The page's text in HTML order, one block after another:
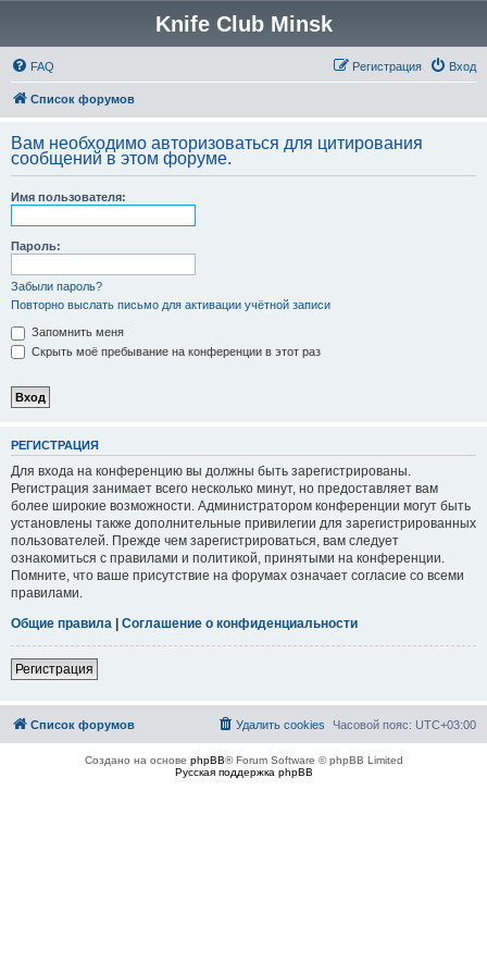
Knife Club Minsk
FAQ Вход
Регистрация
Список форумов
Вам необходимо авторизоваться для цитирования
сообщений в этом форуме.
Имя пользователя:
Пароль:
Забыли пароль?
Повторно выслать письмо для активации учётной записи
Запомнить меня
Скрыть моё пребывание на конференции в этот раз
РЕГИСТРАЦИЯ
Для входа на конференцию вы должны быть зарегистрированы.
Регистрация занимает всего несколько минут, но предоставляет вам
более широкие возможности. Администратором конференции могут быть
установлены также дополнительные привилегии для зарегистрированных
пользователей. Прежде чем зарегистрироваться, вам следует
ознакомиться с правилами и политикой, принятыми на конференции.
Помните, что ваше присутствие на форумах означает согласие со всеми
правилами.
Общие правила | Соглашение о конфиденциальности
Регистрация
Список форумов Часовой пояс: UTC+03:00
Удалить cookies
Создано на основе phpBB® Forum Software © phpBB Limited
Русская поддержка phpBB